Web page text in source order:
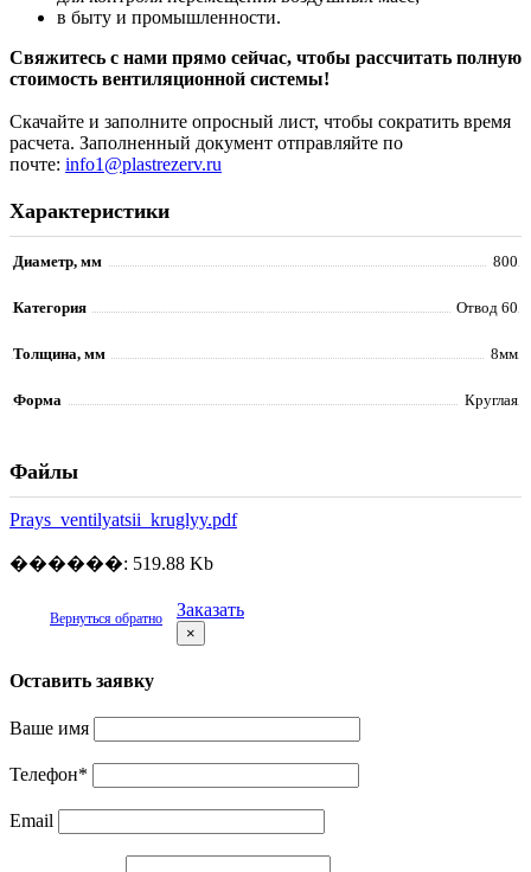
в быту и промышленности.
Свяжитесь с нами прямо сейчас, чтобы рассчитать полную
стоимость вентиляционной системы!
Скачайте и заполните опросный лист, чтобы сократить время
расчета. Заполненный документ отправляйте по
почте: info1@plastrezerv.ru
Характеристики
Диаметр, мм 800
Категория Отвод 60
Толщина, мм 8мм
Форма Круглая
Файлы
Prays_ventilyatsii_kruglyy.pdf
������: 519.88 Kb
Вернуться обратно Заказать
×
Оставить заявку
Ваше имя
Телефон*
Email